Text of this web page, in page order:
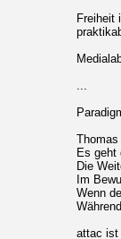
Freiheit
...
Es geht
Die
Im
Wenn
attac ist